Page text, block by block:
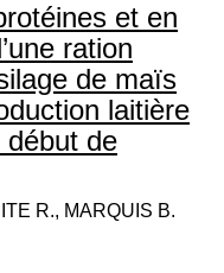
et en
ration
de maïs
laitière
début de
R., MARQUIS B.